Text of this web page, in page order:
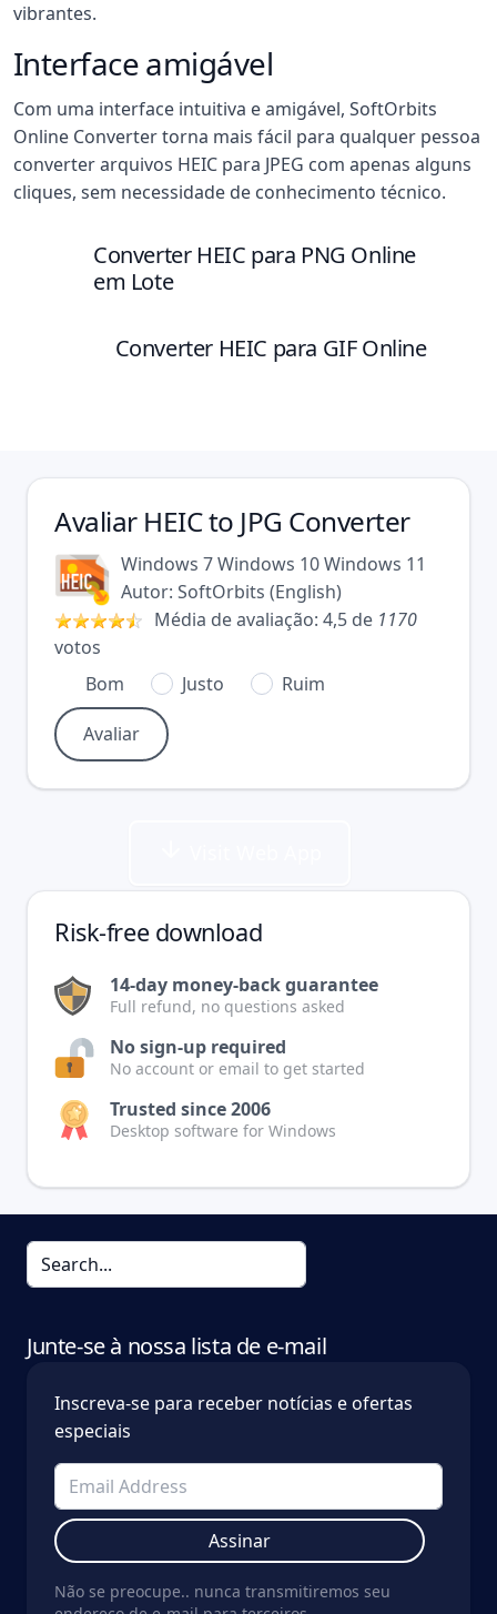
vibrantes.
Interface amigável
Com uma interface intuitiva e amigável, SoftOrbits
Online Converter torna mais fácil para qualquer pessoa
converter arquivos HEIC para JPEG com apenas alguns
cliques, sem necessidade de conhecimento técnico.
Converter HEIC para PNG Online
em Lote
Converter HEIC para GIF Online
Avaliar HEIC to JPG Converter
Windows 7Windows 10Windows 11
Autor: SoftOrbits (English)
Média de avaliação: 4,5 de 1170
votos
Bom
Justo Ruim
Risk-free download
14-day money-back guarantee
Full refund, no questions asked
No sign-up required
No account or email to get started
Trusted since 2006
Desktop software for Windows
Junte-se à nossa lista de e-mail
Inscreva-se para receber notícias e ofertas
especiais
Assinar
Não se preocupe.. nunca transmitiremos seu